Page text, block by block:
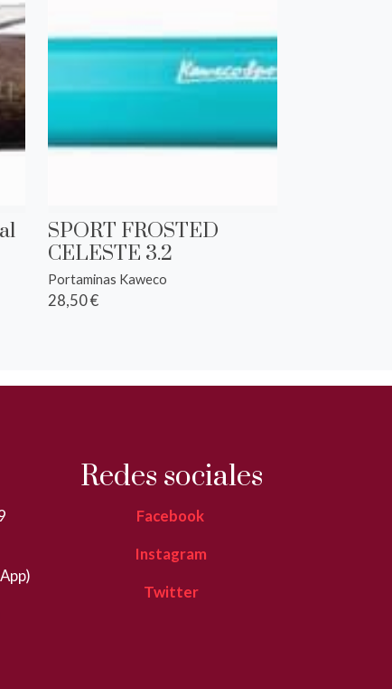
SPORT FROSTED
CELESTE 3.2
Portaminas Kaweco
28,50 €
Redes sociales
Facebook
Instagram
Twitter